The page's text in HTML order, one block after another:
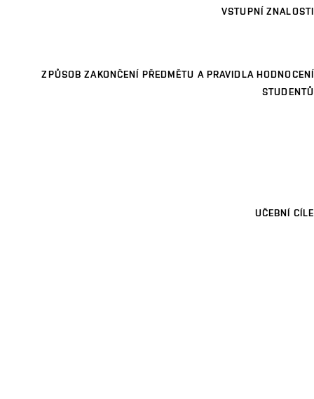
VSTUPNÍ ZNALOSTI
ZPŮSOB ZAKONČENÍ PŘEDMĚTU A PRAVIDLA HODNOCENÍ
STUDENTŮ
UČEBNÍ CÍLE